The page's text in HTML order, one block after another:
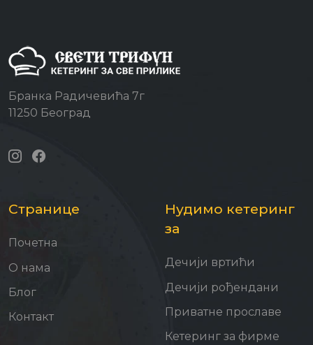
Бранка Радичевића 7г
11250 Београд
Странице
Почетна
О нама
Блог
Контакт
Нудимо кетеринг
за
Дечији вртићи
Дечији рођендани
Приватне прославе
Кетеринг за фирме